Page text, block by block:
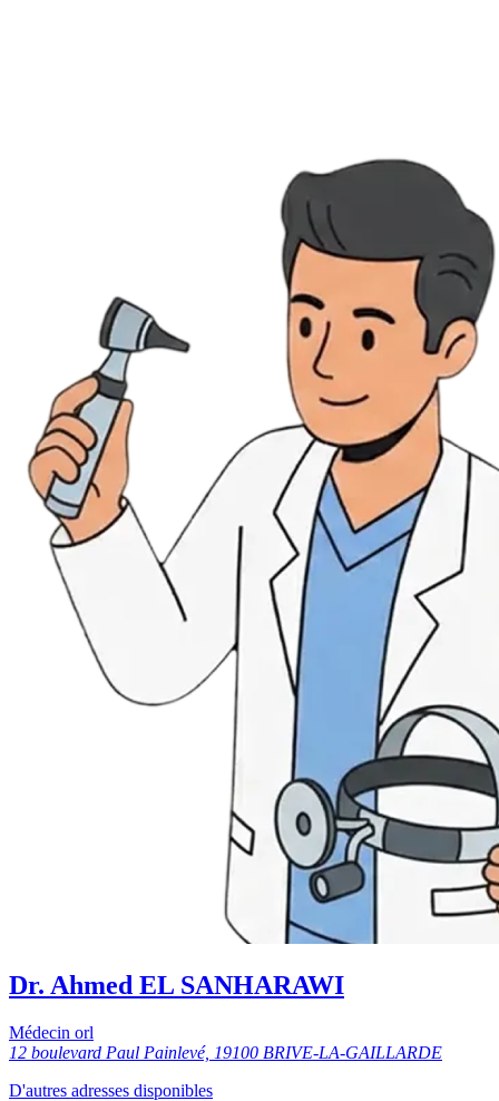
Dr. Ahmed EL SANHARAWI
Médecin orl
12 boulevard Paul Painlevé, 19100 BRIVE-LA-GAILLARDE
D'autres adresses disponibles